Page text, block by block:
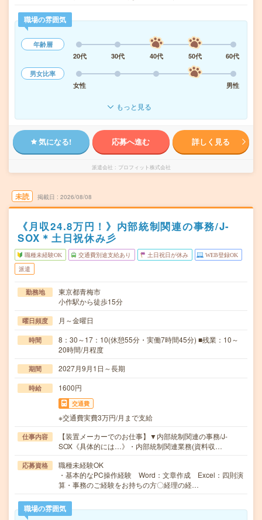
職場の雰囲気
年齢層
20代
30代 40代 50代
60代
男女比率
女性
男性
もっと見る
気になる! 応募へ進む 詳しく見る
派遣会社 プロフィット株式会社
未読 掲載日 2026/08/08
《月収24.8万円！》内部統制関連の事務/J-
SOX＊土日祝休み彡
職種未経験OK 交通費別途支給あり 土日祝日が休み WEB登録OK
派遣
勤務地
東京都青梅市
小作駅から徒歩15分
曜日頻度 月～金曜日
時間
8：30～17：10(休憩55分・実働7時間45分) ■残業：10～
20時間/月程度
期間 2027月9月1日～長期
時給 1600円
交通費
※交通費実費3万円/月まで支給
仕事内容
【装置メーカーでのお仕事】▼内部統制関連の事務/J-
SOX《具体的には…》・内部統制関連業務(資料収…
応募資格
職種未経験OK
・基本的なPC操作経験 Word：文章作成 Excel：四則演
算・事務のご経験をお持ちの方〇経理の経…
職場の雰囲気